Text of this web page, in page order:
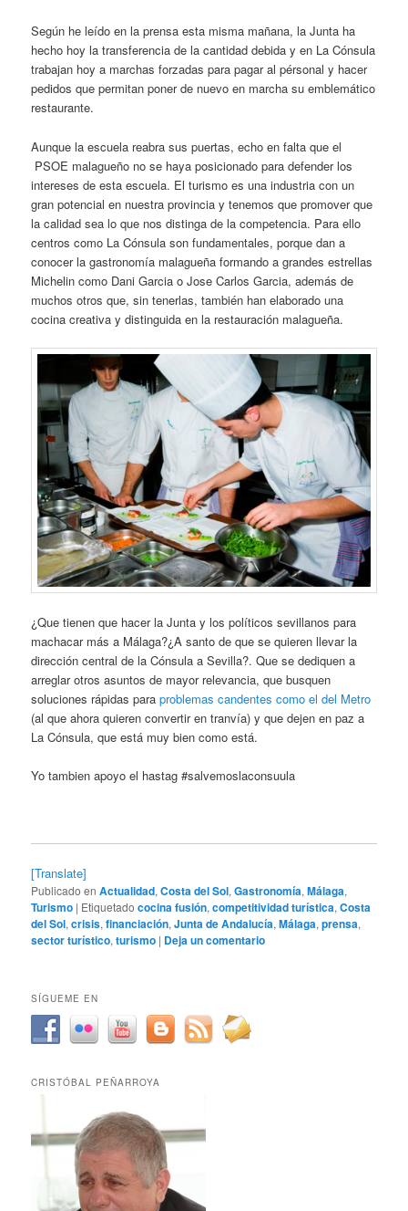
Según he leído en la prensa esta misma mañana, la Junta ha
hecho hoy la transferencia de la cantidad debida y en La Cónsula
trabajan hoy a marchas forzadas para pagar al pérsonal y hacer
pedidos que permitan poner de nuevo en marcha su emblemático
restaurante.
Aunque la escuela reabra sus puertas, echo en falta que el
PSOE malagueño no se haya posicionado para defender los
intereses de esta escuela. El turismo es una industria con un
gran potencial en nuestra provincia y tenemos que promover que
la calidad sea lo que nos distinga de la competencia. Para ello
centros como La Cónsula son fundamentales, porque dan a
conocer la gastronomía malagueña formando a grandes estrellas
Michelin como Dani Garcia o Jose Carlos Garcia, además de
muchos otros que, sin tenerlas, también han elaborado una
cocina creativa y distinguida en la restauración malagueña.
¿Que tienen que hacer la Junta y los políticos sevillanos para
machacar más a Málaga?¿A santo de que se quieren llevar la
dirección central de la Cónsula a Sevilla?. Que se dediquen a
arreglar otros asuntos de mayor relevancia, que busquen
soluciones rápidas paraproblemas candentes como el del Metro
(al que ahora quieren convertir en tranvía) y que dejen en paz a
La Cónsula, que está muy bien como está.
Yo tambien apoyo el hastag #salvemoslaconsuula
[Translate]
Publicado en Actualidad,Costa del Sol,Gastronomía,Málaga,
Turismo | Etiquetado cocina fusión,competitividad turística,Costa
del Sol,crisis,financiación,Junta de Andalucía,Málaga,prensa,
sector turístico,turismo | Deja un comentario
SÍGUEME EN
CRISTÓBAL PEÑARROYA